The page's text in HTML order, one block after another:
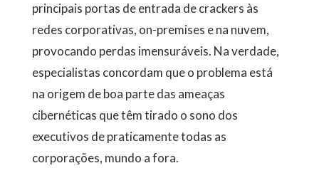
principais portas de entrada de crackers às
redes corporativas, on-premises e na nuvem,
provocando perdas imensuráveis. Na verdade,
especialistas concordam que o problema está
na origem de boa parte das ameaças
cibernéticas que têm tirado o sono dos
executivos de praticamente todas as
corporações, mundo a fora.